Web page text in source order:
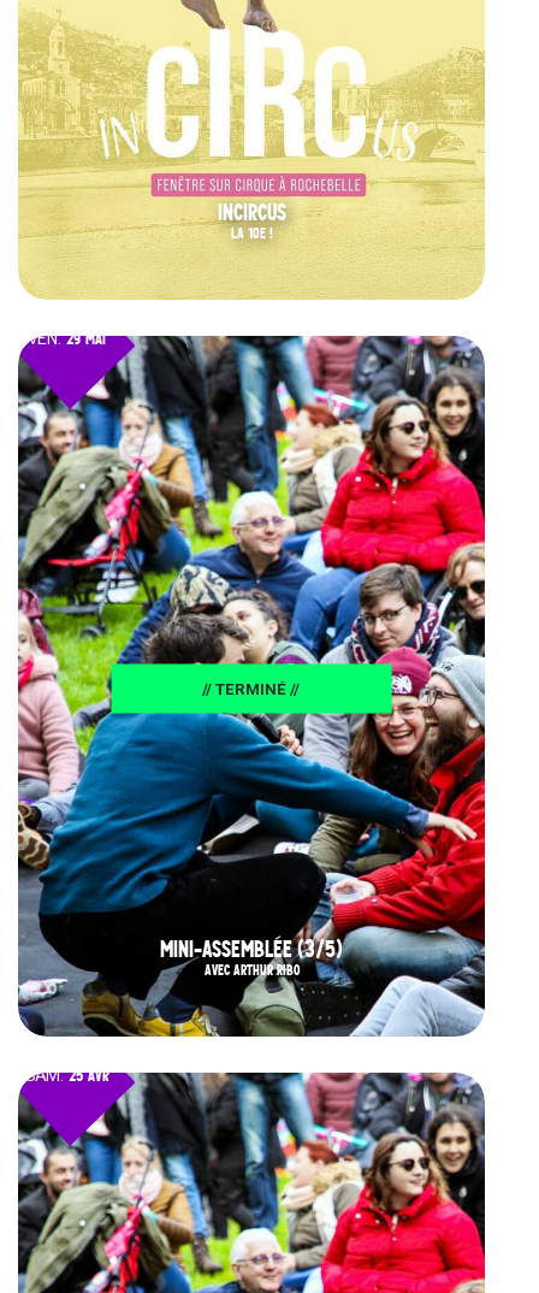
INCIRCUS
LA 10E !
VEN.29 MAI
// TERMINÉ //
MINI-ASSEMBLÉE (3/5)
AVEC ARTHUR RIBO
SAM.25 AVR